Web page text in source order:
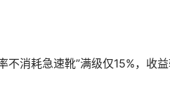
消耗急速靴”满级仅15%，收